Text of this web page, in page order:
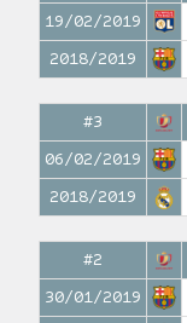
19/02/2019
2018/2019
#3
06/02/2019
2018/2019
#2
30/01/2019